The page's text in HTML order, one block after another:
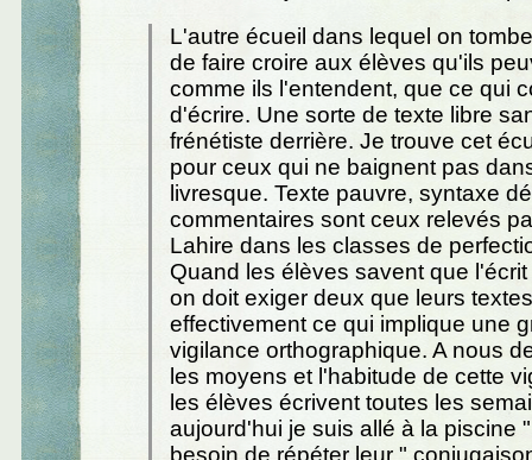
L'autre écueil dans lequel on
de faire croire aux élèves qu'ils
comme ils l'entendent, que ce qui
d'écrire. Une sorte de texte libre
frénétiste derrière. Je trouve cet
pour ceux qui ne baignent pas
livresque. Texte pauvre, syntaxe
commentaires sont ceux relevés
Lahire dans les classes de
Quand les élèves savent que
on doit exiger deux que leurs
effectivement ce qui implique une
vigilance orthographique. A nous
les moyens et l'habitude de cette
les élèves écrivent toutes les
aujourd'hui je suis allé à la piscine
besoin de répéter leur "